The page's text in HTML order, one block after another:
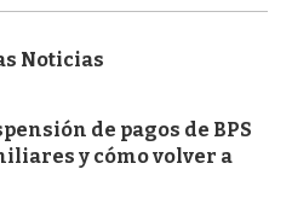
Noticias
de pagos de BPS
y cómo volver a